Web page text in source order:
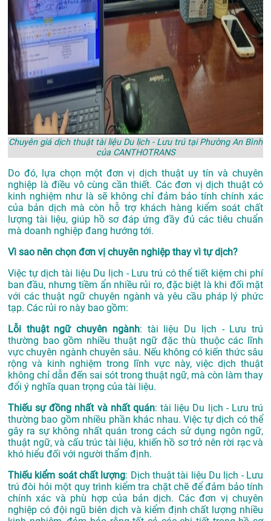
Chuyên giá dịch thuật tài liệu Du lịch - Lưu trú tại Phường An Bình
của CANTHOTRANS
Do đó, lựa chọn một đơn vị dịch thuật uy tín và chuyên
nghiệp là điều vô cùng cần thiết. Các đơn vị dịch thuật có
kinh nghiệm như là sẽ không chỉ đảm bảo tính chính xác
của bản dịch mà còn hỗ trợ khách hàng kiểm soát chất
lượng tài liệu, giúp hồ sơ đáp ứng đầy đủ các tiêu chuẩn
mà doanh nghiệp đang hướng tới.
Vì sao nên chọn đơn vị chuyên nghiệp thay vì tự dịch?
Việc tự dịch tài liệu Du lịch - Lưu trú có thể tiết kiệm chi phí
ban đầu, nhưng tiềm ẩn nhiều rủi ro, đặc biệt là khi đối mặt
với các thuật ngữ chuyên ngành và yêu cầu pháp lý phức
tạp. Các rủi ro này bao gồm:
Lỗi thuật ngữ chuyên ngành: tài liệu Du lịch - Lưu trú
thường bao gồm nhiều thuật ngữ đặc thù thuộc các lĩnh
vực chuyên ngành chuyên sâu. Nếu không có kiến thức sâu
rộng và kinh nghiệm trong lĩnh vực này, việc dịch thuật
không chỉ dẫn đến sai sót trong thuật ngữ, mà còn làm thay
đổi ý nghĩa quan trọng của tài liệu.
Thiếu sự đồng nhất và nhất quán: tài liệu Du lịch - Lưu trú
thường bao gồm nhiều phần khác nhau. Việc tự dịch có thể
gây ra sự không nhất quán trong cách sử dụng ngôn ngữ,
thuật ngữ, và cấu trúc tài liệu, khiến hồ sơ trở nên rời rạc và
khó hiểu đối với người thẩm định.
Thiếu kiểm soát chất lượng: Dịch thuật tài liệu Du lịch - Lưu
trú đòi hỏi một quy trình kiểm tra chặt chẽ để đảm bảo tính
chính xác và phù hợp của bản dịch. Các đơn vị chuyên
nghiệp có đội ngũ biên dịch và kiểm định chất lượng nhiều